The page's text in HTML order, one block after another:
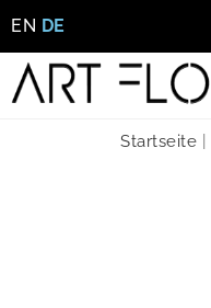
EN DE
Startseite